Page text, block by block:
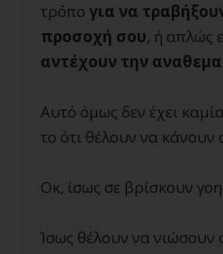
τρόπο για να
προσοχή σου, ή απλώς
αντέχουν την
Αυτό όμως δεν έχει
το ότι θέλουν να κάνουν
Οκ, ίσως σε βρίσκουν
Ίσως θέλουν να νιώσουν